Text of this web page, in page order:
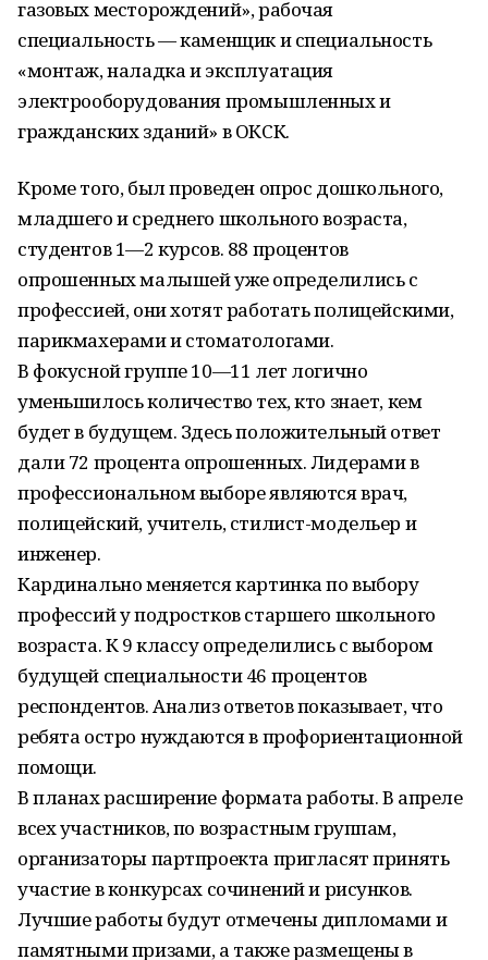
газовых месторождений», рабочая
специальность — каменщик и специальность
«монтаж, наладка и эксплуатация
электрооборудования промышленных и
гражданских зданий» в ОКСК.
Кроме того, был проведен опрос дошкольного,
младшего и среднего школьного возраста,
студентов 1—2 курсов. 88 процентов
опрошенных малышей уже определились с
профессией, они хотят работать полицейскими,
парикмахерами и стоматологами.
В фокусной группе 10—11 лет логично
уменьшилось количество тех, кто знает, кем
будет в будущем. Здесь положительный ответ
дали 72 процента опрошенных. Лидерами в
профессиональном выборе являются врач,
полицейский, учитель, стилист-модельер и
инженер.
Кардинально меняется картинка по выбору
профессий у подростков старшего школьного
возраста. К 9 классу определились с выбором
будущей специальности 46 процентов
респондентов. Анализ ответов показывает, что
ребята остро нуждаются в профориентационной
помощи.
В планах расширение формата работы. В апреле
всех участников, по возрастным группам,
организаторы партпроекта пригласят принять
участие в конкурсах сочинений и рисунков.
Лучшие работы будут отмечены дипломами и
памятными призами, а также размещены в